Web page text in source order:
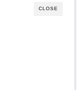
CLOSE